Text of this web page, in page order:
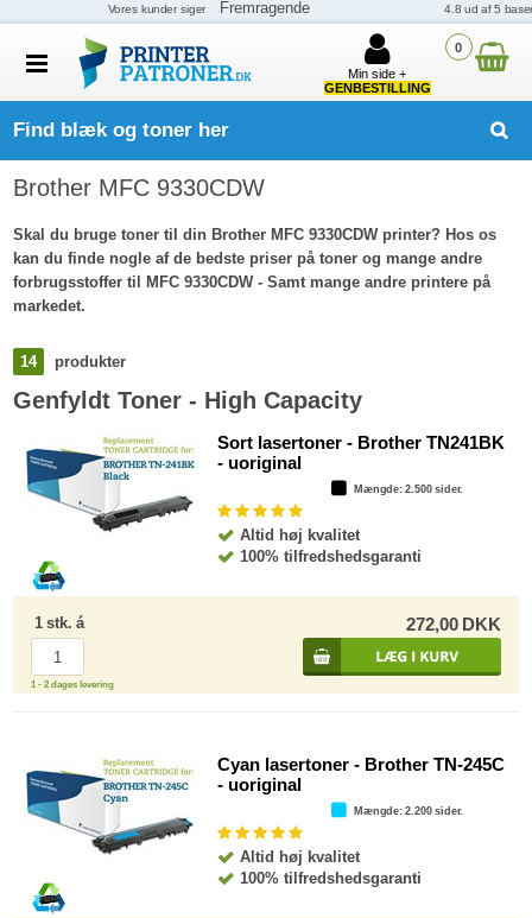
0
Min side +
GENBESTILLING
Find blæk og toner her
Brother MFC 9330CDW
Skal du bruge toner til din Brother MFC 9330CDW printer? Hos os
kan du finde nogle af de bedste priser på toner og mange andre
forbrugsstoffer til MFC 9330CDW - Samt mange andre printere på
markedet.
14 produkter
Genfyldt Toner - High Capacity
Sort lasertoner - Brother TN241BK
- uoriginal
Mængde: 2.500 sider.
Altid høj kvalitet
100% tilfredshedsgaranti
1 stk. á 272,00 DKK
1 - 2 dages levering
Cyan lasertoner - Brother TN-245C
- uoriginal
Mængde: 2.200 sider.
Altid høj kvalitet
100% tilfredshedsgaranti